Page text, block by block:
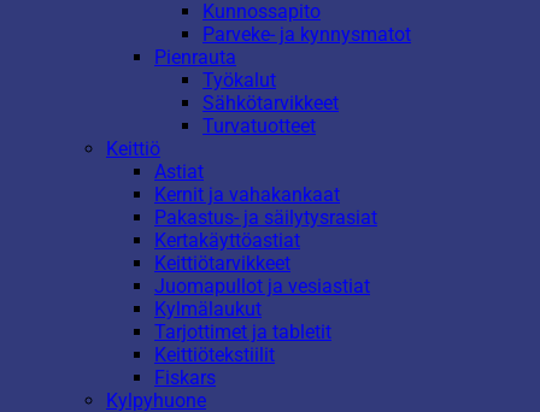
Kunnossapito
Parveke- ja kynnysmatot
Pienrauta
Työkalut
Sähkötarvikkeet
Turvatuotteet
Keittiö
Astiat
Kernit ja vahakankaat
Pakastus- ja säilytysrasiat
Kertakäyttöastiat
Keittiötarvikkeet
Juomapullot ja vesiastiat
Kylmälaukut
Tarjottimet ja tabletit
Keittiötekstiilit
Fiskars
Kylpyhuone